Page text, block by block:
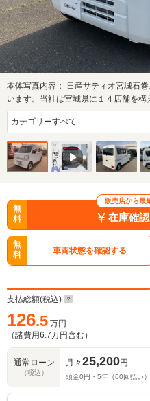
本体写真内容：
日産サティオ宮城石
います。当社は宮城県に１４店舗を
備。お客様の…
販売店から最
無
料
在庫確
無
料
車両状態を確認する
支払総額(税込)
126.5 万円
（諸費用6.7万円含む）
通常ローン
（税込）
月々25,200円
頭金0円・ 5年（60 回払い）